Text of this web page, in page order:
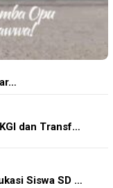
dan Transf…
Siswa SD …